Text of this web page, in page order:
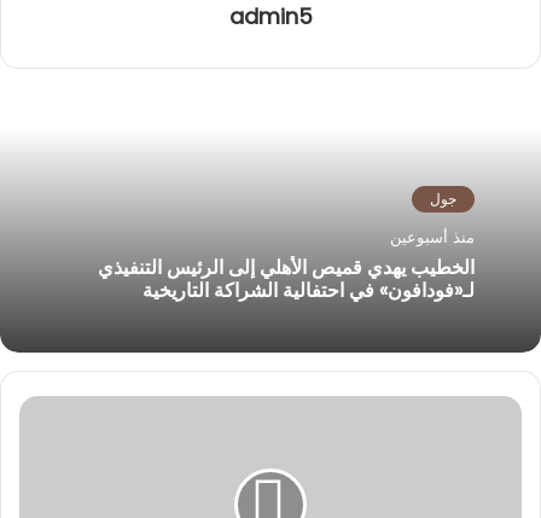
admin5
جول
منذ أسبوعين
الخطيب يهدي قميص الأهلي إلى الرئيس التنفيذي
لـ«فودافون» في احتفالية الشراكة التاريخية